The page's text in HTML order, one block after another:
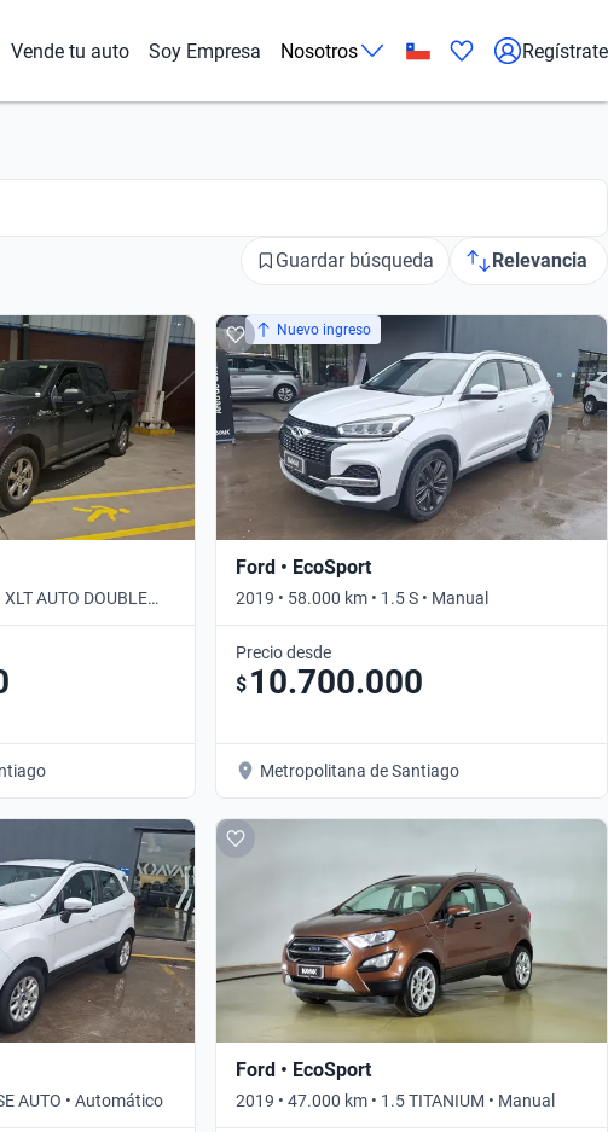
Vende tu auto Soy Empresa Nosotros Regístrate
Guardar búsqueda Relevancia
AUTO DOUBLE
Nuevo ingreso
Ford • EcoSport
2019 • 58.000 km • 1.5 S • Manual
Precio desde
$ 10.700.000
Metropolitana de Santiago
AUTO • Automático
Ford • EcoSport
2019 • 47.000 km • 1.5 TITANIUM • Manual